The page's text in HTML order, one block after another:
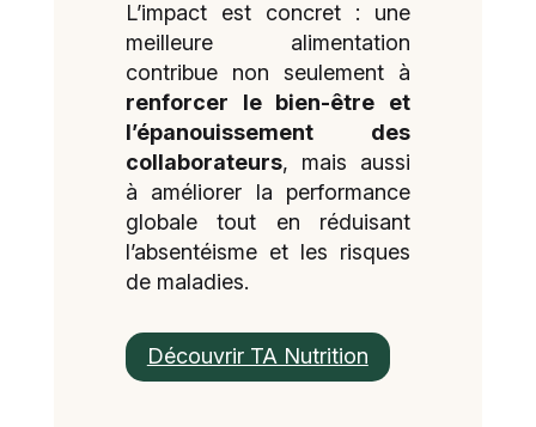
L’impact est concret : une
meilleure alimentation
contribue non seulement à
renforcer le bien-être et
l’épanouissement des
collaborateurs, mais aussi
à améliorer la performance
globale tout en réduisant
l’absentéisme et les risques
de maladies.
Découvrir TA Nutrition